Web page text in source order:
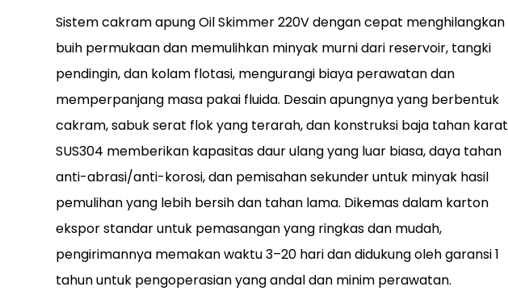
Sistem cakram apung Oil Skimmer 220V dengan cepat menghilangkan
buih permukaan dan memulihkan minyak murni dari reservoir, tangki
pendingin, dan kolam flotasi, mengurangi biaya perawatan dan
memperpanjang masa pakai fluida. Desain apungnya yang berbentuk
cakram, sabuk serat flok yang terarah, dan konstruksi baja tahan karat
SUS304 memberikan kapasitas daur ulang yang luar biasa, daya tahan
anti-abrasi/anti-korosi, dan pemisahan sekunder untuk minyak hasil
pemulihan yang lebih bersih dan tahan lama. Dikemas dalam karton
ekspor standar untuk pemasangan yang ringkas dan mudah,
pengirimannya memakan waktu 3–20 hari dan didukung oleh garansi 1
tahun untuk pengoperasian yang andal dan minim perawatan.